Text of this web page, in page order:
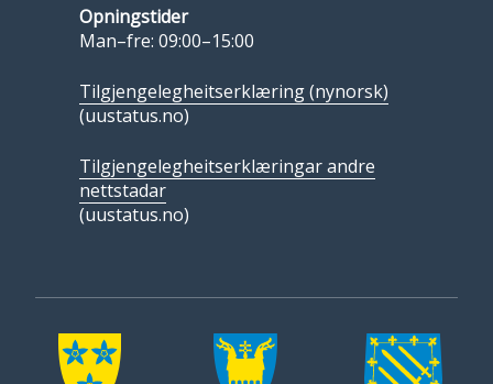
Opningstider
Man–fre: 09:00–15:00
Tilgjengelegheitserklæring (nynorsk)
(uustatus.no)
Tilgjengelegheitserklæringar andre
nettstadar
(uustatus.no)